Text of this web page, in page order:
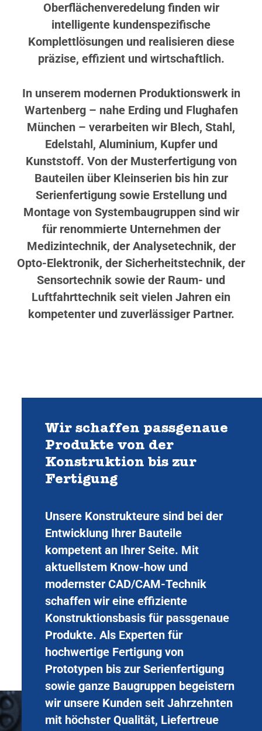
Oberflächenveredelung finden wir
intelligente kundenspezifische
Komplettlösungen und realisieren diese
präzise, effizient und wirtschaftlich.
In unserem modernen Produktionswerk in
Wartenberg – nahe Erding und Flughafen
München – verarbeiten wir Blech, Stahl,
Edelstahl, Aluminium, Kupfer und
Kunststoff. Von der Musterfertigung von
Bauteilen über Kleinserien bis hin zur
Serienfertigung sowie Erstellung und
Montage von Systembaugruppen sind wir
für renommierte Unternehmen der
Medizintechnik, der Analysetechnik, der
Opto-Elektronik, der Sicherheitstechnik, der
Sensortechnik sowie der Raum- und
Luftfahrttechnik seit vielen Jahren ein
kompetenter und zuverlässiger Partner.
Wir schaffen passgenaue
Produkte von der
Konstruktion bis zur
Fertigung
Unsere Konstrukteure sind bei der
Entwicklung Ihrer Bauteile
kompetent an Ihrer Seite. Mit
aktuellstem Know-how und
modernster CAD/CAM-Technik
schaffen wir eine effiziente
Konstruktionsbasis für passgenaue
Produkte. Als Experten für
hochwertige Fertigung von
Prototypen bis zur Serienfertigung
sowie ganze Baugruppen begeistern
wir unsere Kunden seit Jahrzehnten
mit höchster Qualität, Liefertreue